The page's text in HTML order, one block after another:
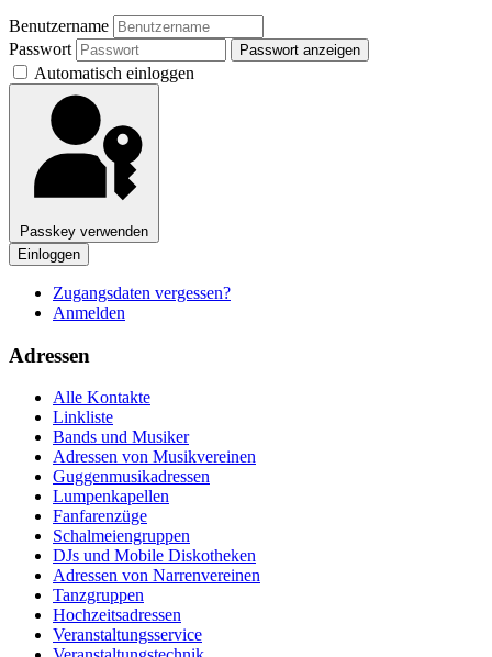
Benutzername
Passwort
Passwort anzeigen
Automatisch einloggen
Passkey verwenden
Einloggen
Zugangsdaten vergessen?
Anmelden
Adressen
Alle Kontakte
Linkliste
Bands und Musiker
Adressen von Musikvereinen
Guggenmusikadressen
Lumpenkapellen
Fanfarenzüge
Schalmeiengruppen
DJs und Mobile Diskotheken
Adressen von Narrenvereinen
Tanzgruppen
Hochzeitsadressen
Veranstaltungsservice